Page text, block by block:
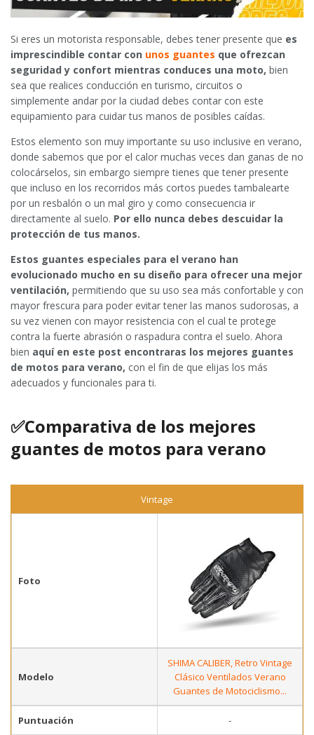
Si eres un motorista responsable, debes tener presente que es
imprescindible contar con unos guantes que ofrezcan
seguridad y confort mientras conduces una moto, bien
sea que realices conducción en turismo, circuitos o
simplemente andar por la ciudad debes contar con este
equipamiento para cuidar tus manos de posibles caídas.
Estos elemento son muy importante su uso inclusive en verano,
donde sabemos que por el calor muchas veces dan ganas de no
colocárselos, sin embargo siempre tienes que tener presente
que incluso en los recorridos más cortos puedes tambalearte
por un resbalón o un mal giro y como consecuencia ir
directamente al suelo. Por ello nunca debes descuidar la
protección de tus manos.
Estos guantes especiales para el verano han
evolucionado mucho en su diseño para ofrecer una mejor
ventilación, permitiendo que su uso sea más confortable y con
mayor frescura para poder evitar tener las manos sudorosas, a
su vez vienen con mayor resistencia con el cual te protege
contra la fuerte abrasión o raspadura contra el suelo. Ahora
bien aquí en este post encontraras los mejores guantes
de motos para verano, con el fin de que elijas los más
adecuados y funcionales para ti.
✅Comparativa de los mejores
guantes de motos para verano
Vintage
Foto
Modelo
SHIMA CALIBER, Retro Vintage
Clásico Ventilados Verano
Guantes de Motociclismo...
Puntuación -